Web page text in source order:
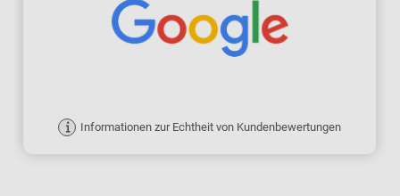
Informationen zur Echtheit von Kundenbewertungen